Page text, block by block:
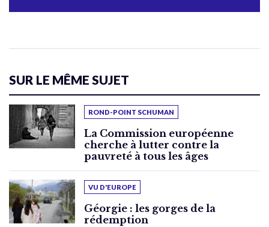
SUR LE MÊME SUJET
ROND-POINT SCHUMAN
La Commission européenne
cherche à lutter contre la
pauvreté à tous les âges
VU D'EUROPE
Géorgie : les gorges de la
rédemption